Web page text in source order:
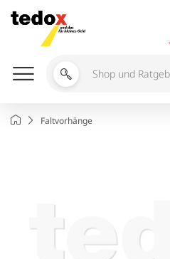
Inhalt
springen
Shop
durchsuchen
StartseiteFaltvorhänge